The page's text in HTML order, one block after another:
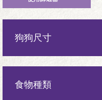
狗狗尺寸
中型犬
食物種類